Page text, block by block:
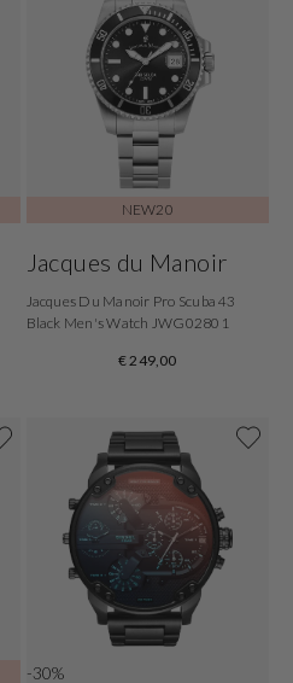
NEW20
Jacques du Manoir
Jacques Du Manoir Pro Scuba 43
Black Men's Watch JWG02801
€ 249,00
-30%